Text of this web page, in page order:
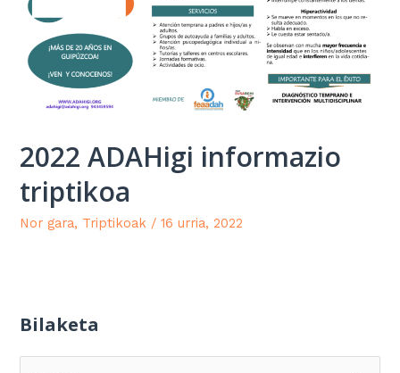
2022 ADAHigi informazio
triptikoa
Nor gara, Triptikoak /16 urria, 2022
Bilaketa